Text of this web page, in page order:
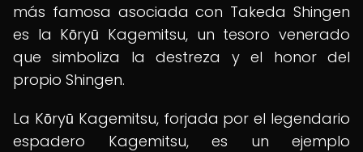
más famosa asociada con Takeda Shingen
es la Kōryū Kagemitsu, un tesoro venerado
que simboliza la destreza y el honor del
propio Shingen.
La Kōryū Kagemitsu, forjada por el legendario
espadero Kagemitsu, es un ejemplo